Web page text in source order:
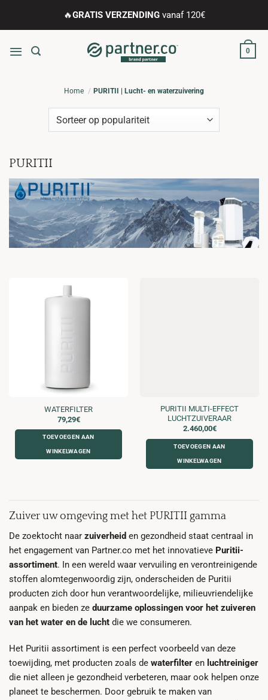
🔥GRATIS VERZENDINGvanaf 120€
0
Home PURITII | Lucht- en waterzuivering
PURITII
WATERFILTER
79,29€
TOEVOEGEN AAN
WINKELWAGEN
PURITII MULTI-EFFECT
LUCHTZUIVERAAR
2.460,00€
TOEVOEGEN AAN
WINKELWAGEN
Zuiver uw omgeving met het PURITII gamma
De zoektocht naar zuiverheid en gezondheid staat centraal in
het engagement van Partner.co met het innovatieve Puritii-
assortiment. In een wereld waar vervuiling en verontreinigende
stoffen alomtegenwoordig zijn, onderscheiden de Puritii
producten zich door hun verantwoordelijke, milieuvriendelijke
aanpak en bieden ze duurzame oplossingen voor het zuiveren
van het water en de lucht die we consumeren.
Het Puritii assortiment is een perfect voorbeeld van deze
toewijding, met producten zoals de waterfilter en luchtreiniger
die niet alleen je gezondheid verbeteren, maar ook helpen onze
planeet te beschermen. Door gebruik te maken van